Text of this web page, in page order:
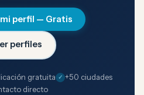
perfil — Gratis
perfiles
gratuita
+50 ciudades
directo